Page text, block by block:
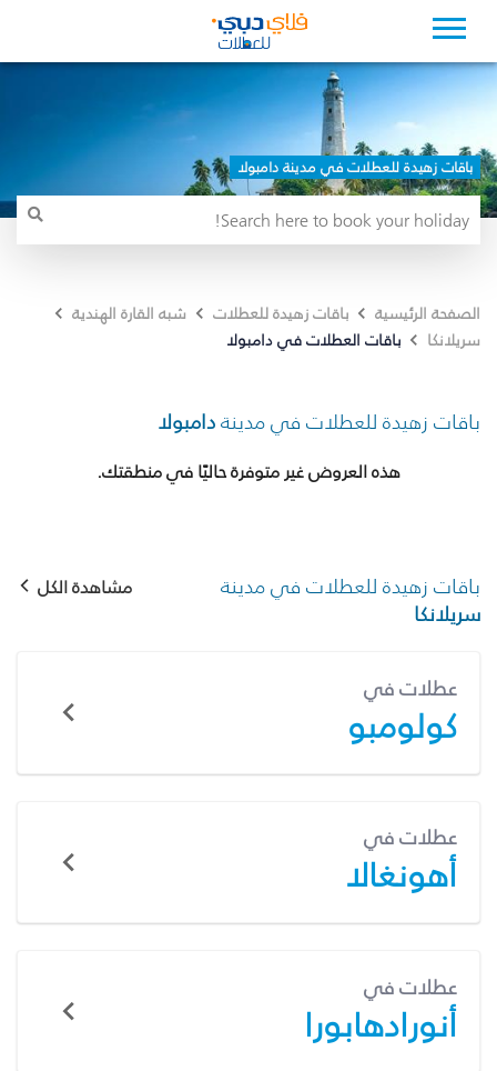
باقات زهيدة للعطلات في مدينة دامبولا
الصفحة الرئيسية باقات زهيدة للعطلات
شبه القارة الهندية
سريلانكا
باقات العطلات في دامبولا
باقات زهيدة للعطلات في مدينةدامبولا
هذه العروض غير متوفرة حاليًا في منطقتك.
باقات زهيدة للعطلات في مدينة
سريلانكا
مشاهدة الكل
عطلات في
كولومبو
عطلات في
أهونغالا
عطلات في
أنورادهابورا